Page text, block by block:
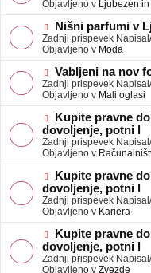
v
e
e
o
b
j
a
v
e
Objavljeno v Ljubezen
N
o
v
e
o
b
j
a
v
e
Nišni parfumi v
Zadnji prispevek
Objavljeno v Moda
N
o
v
e
o
b
j
a
v
e
Vabljeni na nov
Zadnji prispevek
Objavljeno v Mali oglasi
N
o
v
e
o
b
a
v
e
Kupite pravne
dovoljenje, potni l
Zadnji prispevek
Objavljeno v
N
o
v
e
o
b
a
v
Kupite pravne
dovoljenje, potni l
Zadnji prispevek
Objavljeno v Kariera
N
o
v
e
Kupite pravne
dovoljenje, potni l
Zadnji prispevek
Objavljeno v Zvezde